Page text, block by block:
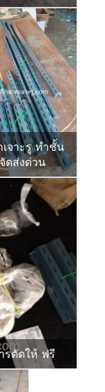
เจาะรู ทำชั้น
ดส่งด่วน
รตัดให้ ฟรี